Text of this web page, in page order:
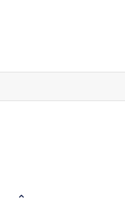
tipo de superficies.
looks elegantes.